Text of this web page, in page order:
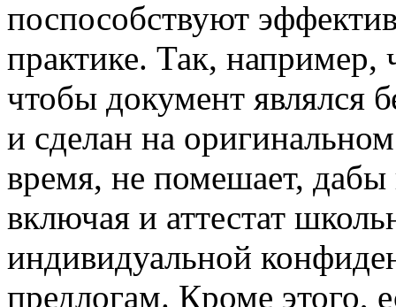
поспособствуют
практике. Так, например,
чтобы документ являлся
и сделан на
время, не помешает,
включая и аттестат
индивидуальной
предлогам. Кроме этого,